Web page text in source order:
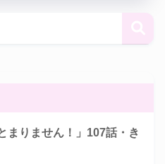
まりません！」107話・き